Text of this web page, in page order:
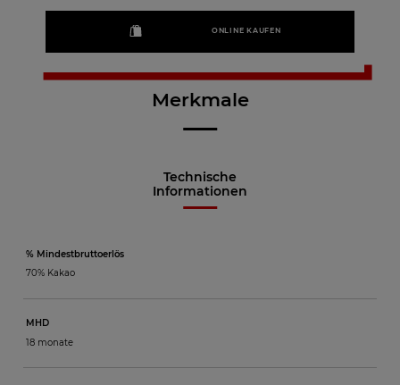
ONLINE KAUFEN
Merkmale
Technische
Informationen
% Mindestbruttoerlös
70% Kakao
MHD
18 monate